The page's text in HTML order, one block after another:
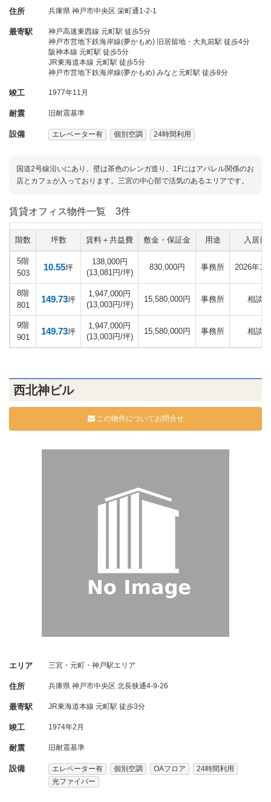
住所 兵庫県 神戸市中央区 栄町通1-2-1
最寄駅
神戸高速東西線 元町駅 徒歩5分
神戸市営地下鉄海岸線(夢かもめ) 旧居留地・大丸前駅 徒歩4分
阪神本線 元町駅 徒歩5分
JR東海道本線 元町駅 徒歩5分
神戸市営地下鉄海岸線(夢かもめ) みなと元町駅 徒歩8分
竣工 1977年11月
耐震 旧耐震基準
設備 エレベーター有 個別空調 24時間利用
国道2号線沿いにあり、壁は茶色のレンガ造り、1Fにはアパレル関係のお
店とカフェが入っております。三宮の中心部で活気のあるエリアです。
賃貸オフィス物件一覧 3件
階数 坪数 賃料＋共益費 敷金・保証金 用途 入居日
5階
503
10.55坪
138,000円
(13,081円/坪)
830,000円 事務所 2026年10
8階
801
149.73坪
1,947,000円
(13,003円/坪)
15,580,000円 事務所 相談
9階
901
149.73坪
1,947,000円
(13,003円/坪)
15,580,000円 事務所 相談
西北神ビル
この物件についてお問合せ
エリア 三宮・元町・神戸駅エリア
住所 兵庫県 神戸市中央区 北長狭通4-9-26
最寄駅 JR東海道本線 元町駅 徒歩3分
竣工 1974年2月
耐震 旧耐震基準
設備 エレベーター有 個別空調 OAフロア
24時間利用
光ファイバー